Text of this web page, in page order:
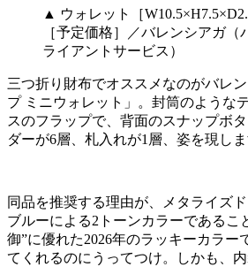
▲ ウォレット［
［予定価格］／バレンシアガ（
ライアントサービス）
三つ折り財布でオススメなのがバレ
プ ミニウォレット」。封筒のような
スのフラップで、背面のスナップボ
ダーが6層、札入れが1層、姿を現しま
同品を推奨する理由が、メタライズ
ブルーによる2トーンカラーであるこ
御”に優れた2026年のラッキーカラー
てくれるのにうってつけ。しかも、